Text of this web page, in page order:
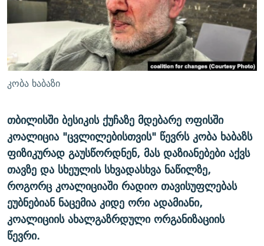
ᲛᲝᲚᲐᲞᲐᲠᲐᲙᲔ ᲢᲔᲥᲡᲢᲔᲑᲘ
ᲨᲘᲜ - ᲣᲪᲮᲝᲔᲗᲨᲘ
ᲚᲘᲢᲔᲠᲐᲢᲣᲠᲣᲚᲘ ᲬᲐᲮᲜᲐᲒᲔᲑᲘ
ᲐᲛᲔᲠᲘᲙᲣᲚᲘ ᲛᲝᲗᲮᲠᲝᲑᲐ
ᲩᲔᲛᲘ ᲡᲘᲙᲕᲓᲘᲚᲘᲡ ᲛᲘᲖᲔᲖᲘᲐ COVID-19
11 ᲬᲔᲚᲘ - 11 ᲐᲛᲑᲐᲕᲘ
ᲡᲐᲞᲐᲠᲚᲐᲛᲔᲜᲢᲝ ᲐᲠᲩᲔᲕᲜᲔᲑᲘᲡ ᲘᲡᲢᲝᲠᲘᲐ
ᲑᲐᲕᲨᲕᲔᲑᲘ ᲞᲠᲝᲡᲢᲘᲢᲣᲪᲘᲐᲨᲘ - ᲐᲛᲝᲣᲗᲥᲛᲔᲚᲘ ᲐᲛᲑᲐᲕᲘ
ᲐᲒᲕᲘᲡᲢᲝᲡ ᲝᲛᲘ
ПРИВЕТ ᲙᲣᲚᲢᲣᲠᲐ
ᲒᲐᲛᲝᲘᲬᲔᲠᲔ
რთე/რთ-ის ყველა საიტი
კობა ხაბაზი
თბილისში ბესიკის ქუჩაზე მდებარე ოფისში
კოალიცია "ცვლილებისთვის" წევრს კობა ხაბაზს
ფიზიკურად გაუსწორდნენ, მას დაზიანებები აქვს
თავზე და სხეულის სხვადასხვა ნაწილზე,
როგორც კოალიციაში რადიო თავისუფლებას
ეუბნებიან ნაცემია კიდე ორი ადამიანი,
კოალიციის ახალგაზრდული ორგანიზაციის
წევრი.